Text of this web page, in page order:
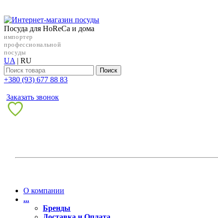
Посуда для HoReCa и дома
импортер
профессиональной
посуды
UA | RU
Поиск
+38‎0 (93) 677 88 83
Заказать звонок
О компании
...
Бренды